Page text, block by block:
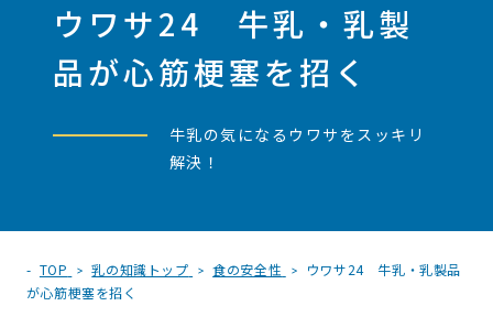
ウワサ24 牛乳・乳製
品が心筋梗塞を招く
牛乳の気になるウワサをスッキリ
解決！
TOP 乳の知識トップ 食の安全性
ウワサ24 牛乳・乳製品
が心筋梗塞を招く